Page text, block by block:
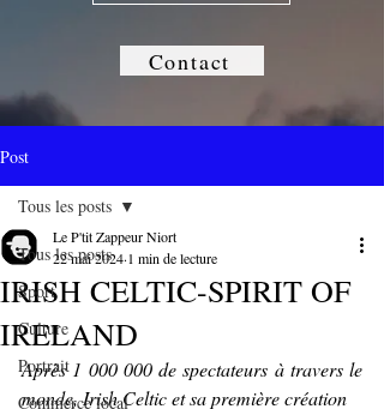
Contact
Post
Tous les posts
Sport
Culture
Portrait
Commerce local
Tous les posts
IRISH CELTIC-SPIRIT OF
IRELAND
Le P'tit Zappeur Niort
22 mai 2024 1 min de lecture
Après 1 000 000 de spectateurs à travers le
monde, Irish Celtic et sa première création